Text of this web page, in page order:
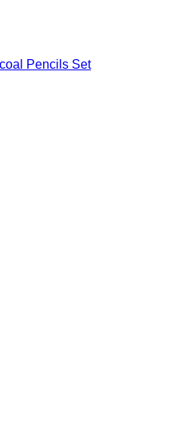
Pencils Set